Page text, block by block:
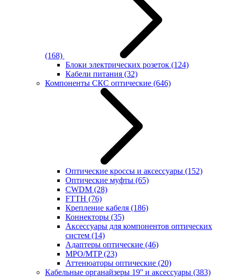
(168)
Блоки электрических розеток (124)
Кабели питания (32)
Компоненты СКС оптические (646)
Оптические кроссы и аксессуары (152)
Оптические муфты (65)
CWDM (28)
FTTH (76)
Крепление кабеля (186)
Коннекторы (35)
Аксессуары для компонентов оптических
систем (14)
Адаптеры оптические (46)
MPO/MTP(23)
Аттенюаторы оптические (20)
Кабельные органайзеры 19'' и аксессуары (383)